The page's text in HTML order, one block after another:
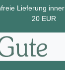
Lieferung
20 EUR